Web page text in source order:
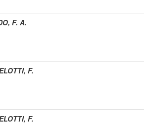
F. A.
F.
F.